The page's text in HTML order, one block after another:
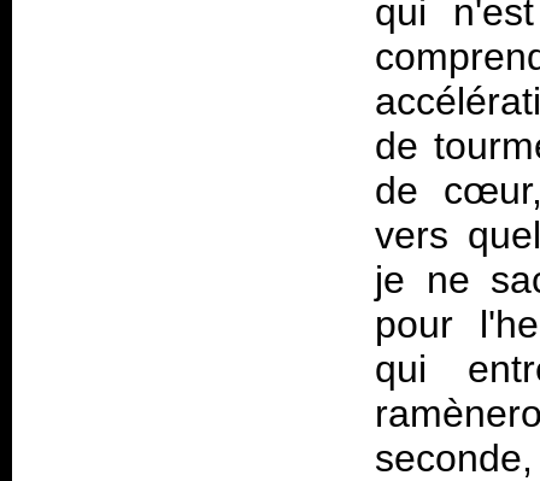
qui
de
de
vers
je ne
pour
qui